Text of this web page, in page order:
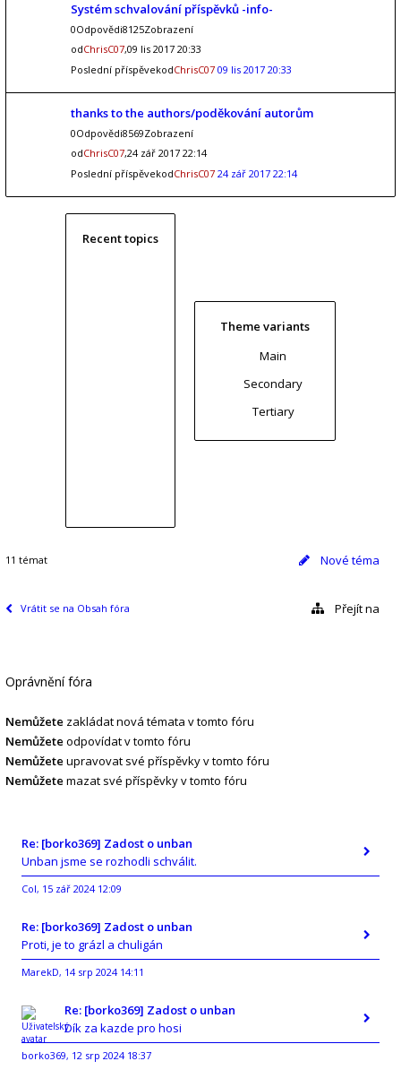
Systém schvalování příspěvků -info-
0Odpovědi8125Zobrazení
odChrisC07,09 lis 2017 20:33
Poslední příspěvekodChrisC07 09 lis 2017 20:33
thanks to the authors/poděkování autorům
0Odpovědi8569Zobrazení
odChrisC07,24 zář 2017 22:14
Poslední příspěvekodChrisC07 24 zář 2017 22:14
Recent topics
Theme variants
Main
Secondary
Tertiary
Nové téma
11 témat
Vrátit se na Obsah fóra Přejít na
Oprávnění fóra
Nemůžete zakládat nová témata v tomto fóru
Nemůžete odpovídat v tomto fóru
Nemůžete upravovat své příspěvky v tomto fóru
Nemůžete mazat své příspěvky v tomto fóru
Re: [borko369] Zadost o unban
Unban jsme se rozhodli schválit.
Col, 15 zář 2024 12:09
Re: [borko369] Zadost o unban
Proti, je to grázl a chuligán
MarekD, 14 srp 2024 14:11
Re: [borko369] Zadost o unban
Dík za kazde pro hosi
borko369, 12 srp 2024 18:37